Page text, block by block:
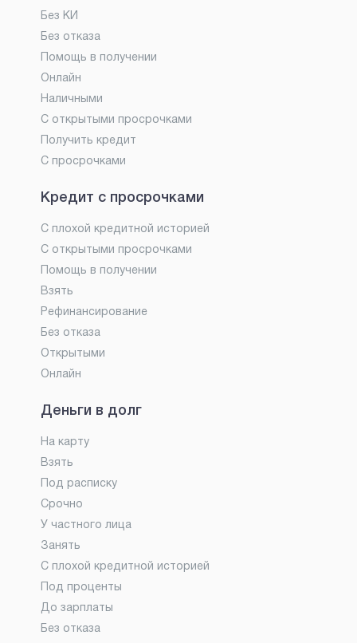
Без КИ
Без отказа
Помощь в получении
Онлайн
Наличными
С открытыми просрочками
Получить кредит
С просрочками
Кредит с просрочками
С плохой кредитной историей
С открытыми просрочками
Помощь в получении
Взять
Рефинансирование
Без отказа
Открытыми
Онлайн
Деньги в долг
На карту
Взять
Под расписку
Срочно
У частного лица
Занять
С плохой кредитной историей
Под проценты
До зарплаты
Без отказа